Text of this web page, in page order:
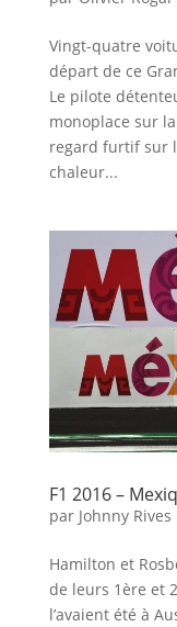
Vingt-quatre
départ de ce
Le pilote
monoplace sur
regard furtif sur
chaleur...
F1 2016 –
par Johnny Rives
Hamilton et
de leurs 1ère et
l’avaient été à